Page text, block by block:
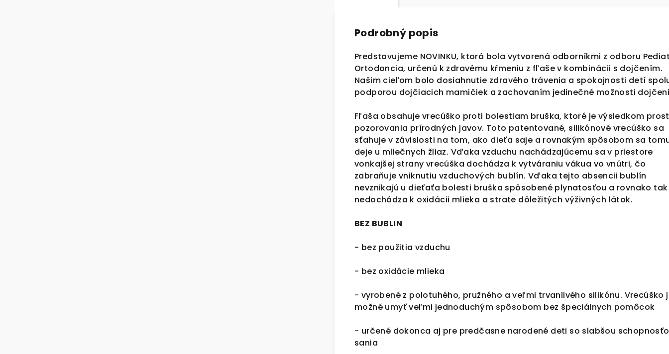
Podrobný popis
Predstavujeme NOVINKU, ktorá bola vytvorená odborníkmi z odboru
Ortodoncia, určenú k zdravému kŕmeniu z fľaše v kombinácii s dojčením.
Našim cieľom bolo dosiahnutie zdravého trávenia a spokojnosti detí
podporou dojčiacich mamičiek a zachovaním jedinečné možnosti
Fľaša obsahuje vrecúško proti bolestiam bruška, ktoré je výsledkom
pozorovania prírodných javov. Toto patentované, silikónové vrecúško sa
sťahuje v závislosti na tom, ako dieťa saje a rovnakým spôsobom sa
deje u mliečnych žliaz. Vďaka vzduchu nachádzajúcemu sa v priestore
vonkajšej strany vrecúška dochádza k vytváraniu vákua vo vnútri, čo
zabraňuje vniknutiu vzduchových bublín. Vďaka tejto absencii bublín
nevznikajú u dieťaťa bolesti bruška spôsobené plynatosťou a rovnako tak
nedochádza k oxidácii mlieka a strate dôležitých výživných látok.
BEZ BUBLIN
- bez použitia vzduchu
- bez oxidácie mlieka
- vyrobené z polotuhého, pružného a veľmi trvanlivého silikónu. Vrecúško
možné umyť veľmi jednoduchým spôsobom bez špeciálnych pomôcok
- určené dokonca aj pre predčasne narodené deti so slabšou
sania